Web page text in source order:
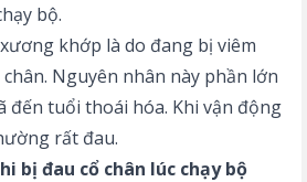
bộ.
khớp là do đang bị viêm
Nguyên nhân này phần lớn
đến tuổi thoái hóa. Khi vận động
rất đau.
bị đau cổ chân lúc chạy bộ